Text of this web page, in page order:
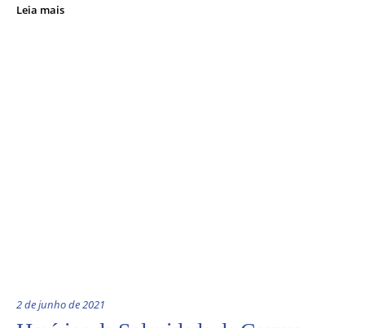
Leia mais
2 de junho de 2021